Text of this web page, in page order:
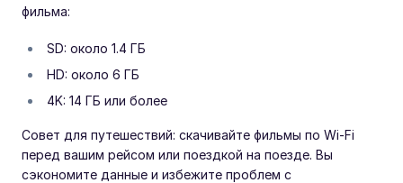
фильма:
SD: около 1.4 ГБ
HD: около 6 ГБ
4K: 14 ГБ или более
Совет для путешествий: скачивайте фильмы по Wi-Fi
перед вашим рейсом или поездкой на поезде. Вы
сэкономите данные и избежите проблем с